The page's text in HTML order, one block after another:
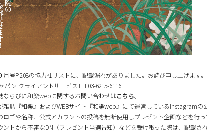
月号P.208の協力社リストに、記載漏れがありました。お詫び申し上げます。
パン クライアントサービスTEL03-6215-6116
らびに和樂webに関するお問い合わせはこちら。
誌『和樂』およびWEBサイト『和樂web』にて運営しているInstagramの
ロゴや名称、公式アカウントの投稿を無断使用しプレゼント企画などを行
ントから不審なDM（プレゼント当選告知）などを受け取った際は、記載さ